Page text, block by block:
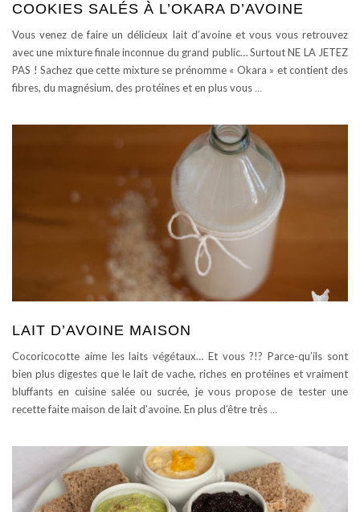
COOKIES SALÉS À L’OKARA D’AVOINE
Vous venez de faire un délicieux lait d’avoine et vous vous retrouvez
avec une mixture finale inconnue du grand public… Surtout NE LA JETEZ
PAS ! Sachez que cette mixture se prénomme « Okara » et contient des
fibres, du magnésium, des protéines et en plus vous …
LAIT D’AVOINE MAISON
Cocoricocotte aime les laits végétaux… Et vous ?!? Parce-qu’ils sont
bien plus digestes que le lait de vache, riches en protéines et vraiment
bluffants en cuisine salée ou sucrée, je vous propose de tester une
recette faite maison de lait d’avoine. En plus d’être très …